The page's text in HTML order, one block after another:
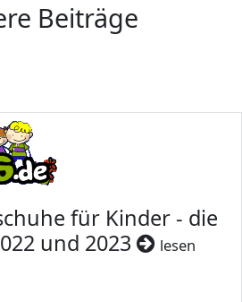
Beiträge
für Kinder - die
und 2023
lesen